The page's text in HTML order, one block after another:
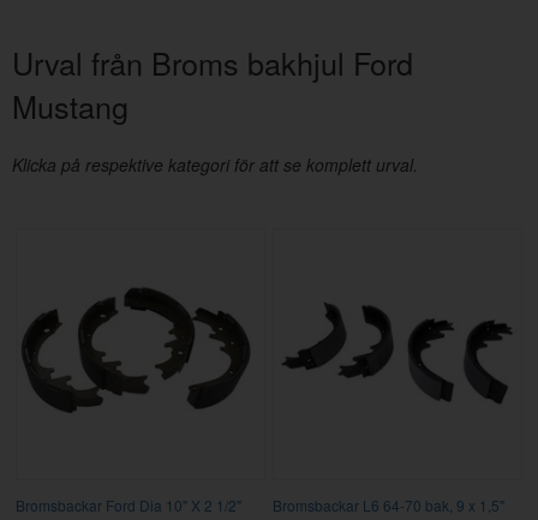
Urval från Broms bakhjul Ford
Mustang
Klicka på respektive kategori för att se komplett urval.
Bromsbackar Ford Dia 10" X 2 1/2" Bromsbackar L6 64-70 bak, 9 x 1,5"